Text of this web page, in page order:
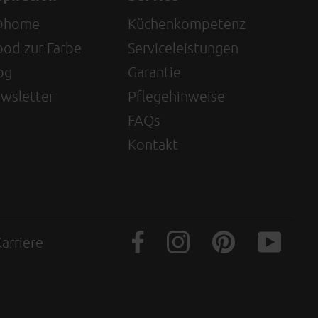
zur Farbe
Küchenkompetenz
Serviceleistungen
Garantie
Pflegehinweise
FAQs
Kontakt